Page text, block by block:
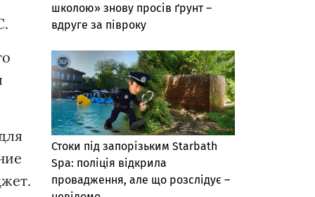
школою» знову просів ґрунт –
вдруге за півроку
Стоки під запорізьким Starbath
Spa: поліція відкрила
провадження, але що розслідує –